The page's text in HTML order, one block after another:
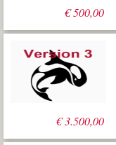
€500,00
€3.500,00